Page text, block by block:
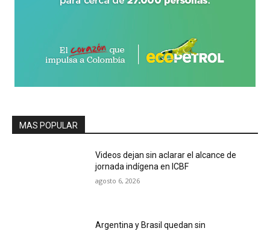
MAS POPULAR
Videos dejan sin aclarar el alcance de
jornada indígena en ICBF
agosto 6, 2026
Argentina y Brasil quedan sin